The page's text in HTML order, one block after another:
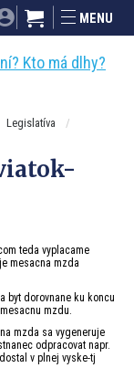
Mnamky-recepty.sk
MENU
Kto má dlhy?
Legislatíva
teda vyplacame
mesacna mzda
byt dorovnane ku koncu
mzdu.
mzda sa vygeneruje
odpracovat napr.
v plnej vyske-tj